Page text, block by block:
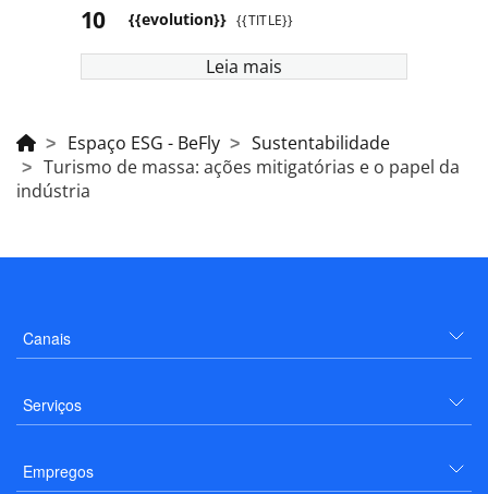
{{evolution}} {{TITLE}}
Leia mais
Espaço ESG - BeFly
Sustentabilidade
Turismo de massa: ações mitigatórias e o papel da
indústria
Canais
Serviços
Empregos